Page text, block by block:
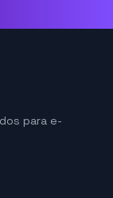
para e-